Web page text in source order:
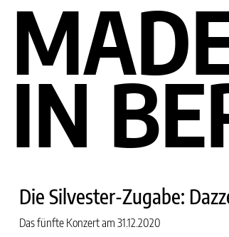
IN
Die Silvester-Zugabe:
Das fünfte Konzert am 31.12.2020